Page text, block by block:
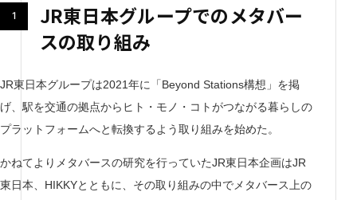
JR東日本グループでのメタバー
スの取り組み
JR東日本グループは2021年に「Beyond Stations構想」を掲
げ、駅を交通の拠点からヒト・モノ・コトがつながる暮らしの
プラットフォームへと転換するよう取り組みを始めた。
かねてよりメタバースの研究を行っていたJR東日本企画はJR
東日本、HIKKYとともに、その取り組みの中でメタバース上の